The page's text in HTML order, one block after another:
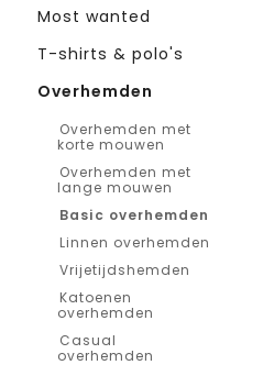
Most wanted
T-shirts & polo's
Overhemden
Overhemden met
korte mouwen
Overhemden met
lange mouwen
Basic overhemden
Linnen overhemden
Vrijetijdshemden
Katoenen
overhemden
Casual
overhemden